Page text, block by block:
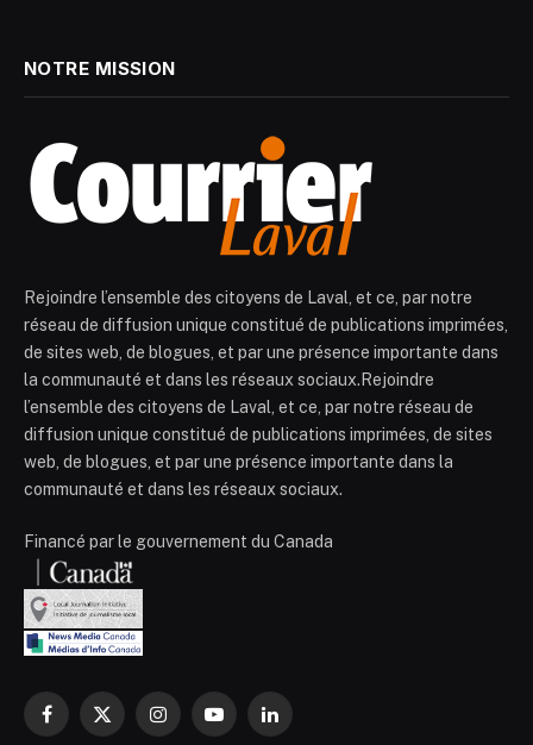
NOTRE MISSION
Rejoindre l’ensemble des citoyens de Laval, et ce, par notre
réseau de diffusion unique constitué de publications imprimées,
de sites web, de blogues, et par une présence importante dans
la communauté et dans les réseaux sociaux.Rejoindre
l’ensemble des citoyens de Laval, et ce, par notre réseau de
diffusion unique constitué de publications imprimées, de sites
web, de blogues, et par une présence importante dans la
communauté et dans les réseaux sociaux.
Financé par le gouvernement du Canada
Facebook
X
InstagramYouTubeLinkedIn